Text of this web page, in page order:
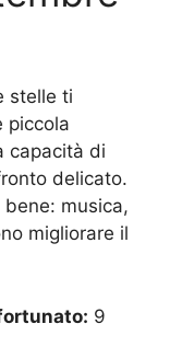
stelle ti
piccola
capacità di
delicato.
musica,
migliorare il
9